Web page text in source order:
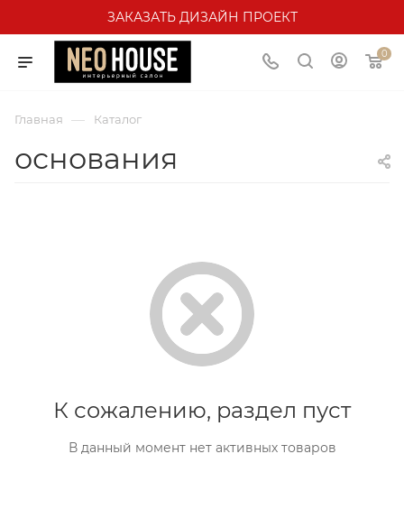
ЗАКАЗАТЬ ДИЗАЙН ПРОЕКТ
0
Главная — Каталог
основания
К сожалению, раздел пуст
В данный момент нет активных товаров